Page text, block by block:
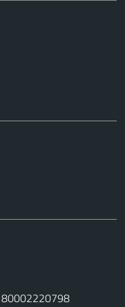
80002220798